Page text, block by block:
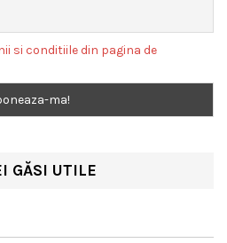
si conditiile din pagina de
GĂSI UTILE